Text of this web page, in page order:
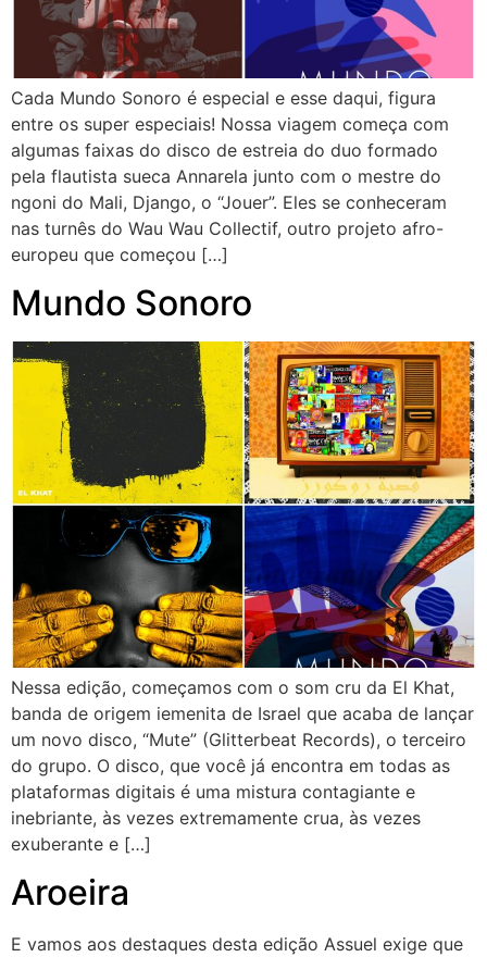
Cada Mundo Sonoro é especial e esse daqui, figura
entre os super especiais! Nossa viagem começa com
algumas faixas do disco de estreia do duo formado
pela flautista sueca Annarela junto com o mestre do
ngoni do Mali, Django, o “Jouer”. Eles se conheceram
nas turnês do Wau Wau Collectif, outro projeto afro-
europeu que começou […]
Mundo Sonoro
Nessa edição, começamos com o som cru da El Khat,
banda de origem iemenita de Israel que acaba de lançar
um novo disco, “Mute” (Glitterbeat Records), o terceiro
do grupo. O disco, que você já encontra em todas as
plataformas digitais é uma mistura contagiante e
inebriante, às vezes extremamente crua, às vezes
exuberante e […]
Aroeira
E vamos aos destaques desta edição Assuel exige que